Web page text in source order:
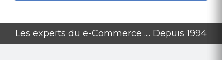
Poids
260 g
Les experts du e-Commerce .... Depuis 1994